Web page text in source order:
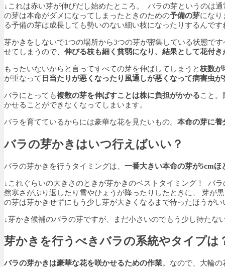
↓これは赤い芽が伸びだし始めたところ。
バラの芽というのは
の芽は本命がダメになってしまったときのための予備の芽になり
る予備の芽は成長しても勢いのない細い枝になったりするんです
芽かきをしないで1つの場所から3つの芽が密集している状態で
せてしまうので、 伸びる枝も細く貧弱になり、結果として花付
もったいないからと言ってすべての芽を伸ばしてしまうと枝数が
が重なって 日当たりが悪くなったり風通しが悪くなって病害虫
バラにとっても複数の芽を伸ばすことは株に負担がかかること
かせることができなくなってしまいます。
バラを育てているからには豪華な花を見たいもの。 本命の芽に養
バラの芽かきはいつ行えばいい？
バラの芽かきを行うタイミングは、 一番大きい本命の芽が5cmほ
↓これぐらいの大きさのときが芽かきのベストタイミング！
バラ
然寒さがぶり返したり雪やひょうが降ったりしたときに、 芽が
の芽は芽かきせずにもう少し芽が大きくなるまで待ったほうがい
↓芽かき候補のバラの芽ですが、まだ小さいのでもう少し待たな
芽かきを行うべきバラの系統やタイプは
バラの芽かきは豪華な花を咲かせるための作業。なので、大輪